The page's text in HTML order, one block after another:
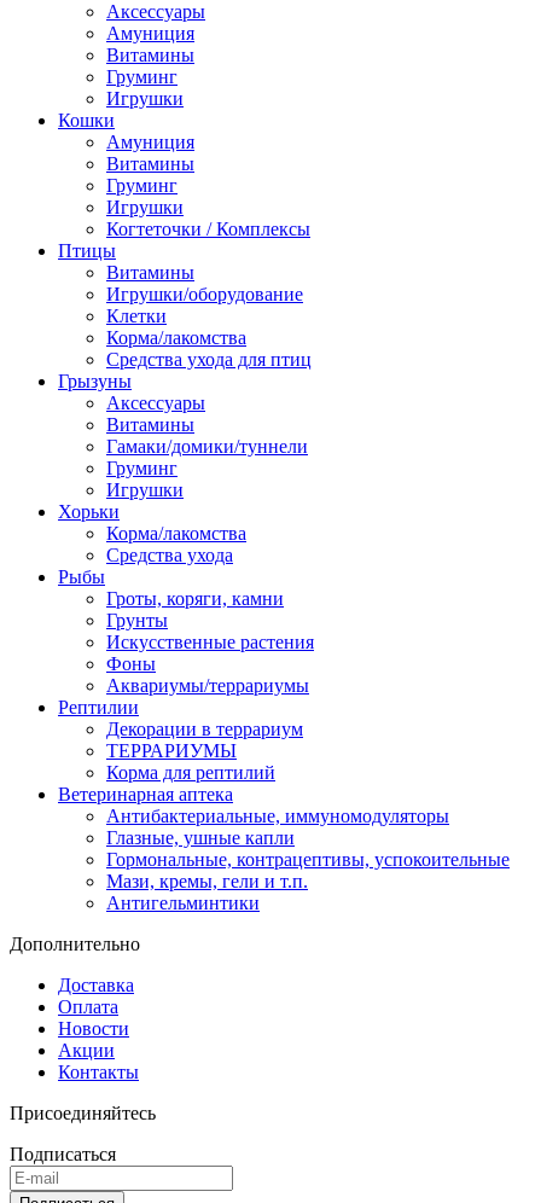
Аксессуары
Амуниция
Витамины
Груминг
Игрушки
Кошки
Амуниция
Витамины
Груминг
Игрушки
Когтеточки / Комплексы
Птицы
Витамины
Игрушки/оборудование
Клетки
Корма/лакомства
Средства ухода для птиц
Грызуны
Аксессуары
Витамины
Гамаки/домики/туннели
Груминг
Игрушки
Хорьки
Корма/лакомства
Средства ухода
Рыбы
Гроты, коряги, камни
Грунты
Искусственные растения
Фоны
Аквариумы/террариумы
Рептилии
Декорации в террариум
ТЕРРАРИУМЫ
Корма для рептилий
Ветеринарная аптека
Антибактериальные, иммуномодуляторы
Глазные, ушные капли
Гормональные, контрацептивы, успокоительные
Мази, кремы, гели и т.п.
Антигельминтики
Дополнительно
Доставка
Оплата
Новости
Акции
Контакты
Присоединяйтесь
Подписаться